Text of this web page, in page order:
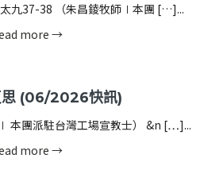
九37-38 （朱昌錂牧師∣本團 […]...
more →
思 (06/2026快訊)
∣ 本團派駐台灣工場宣教士） &n […]...
more →